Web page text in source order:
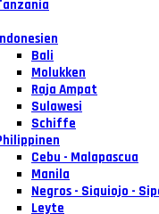
Bali
Molukken
Raja Ampat
Sulawesi
Schiffe
Cebu - Malapascua
Manila
Negros - Siquiojo -
Leyte